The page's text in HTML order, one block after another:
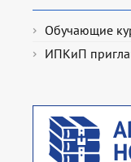
Обучающие
ИПКиП